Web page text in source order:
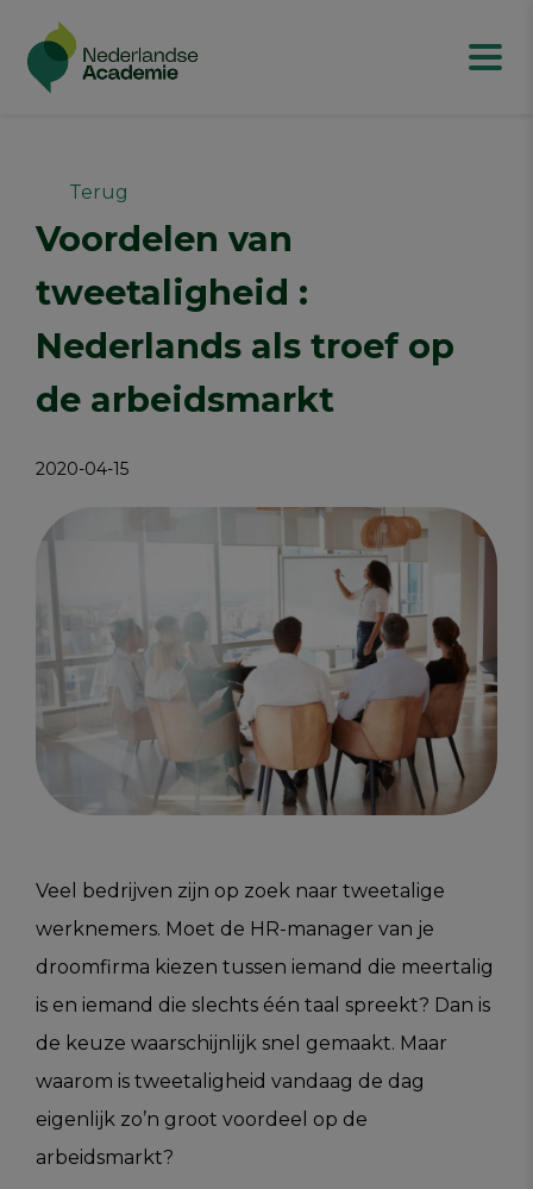
Terug
Voordelen van
tweetaligheid :
Nederlands als troef op
de arbeidsmarkt
2020-04-15
Veel bedrijven zijn op zoek naar tweetalige
werknemers. Moet de HR-manager van je
droomfirma kiezen tussen iemand die meertalig
is en iemand die slechts één taal spreekt? Dan is
de keuze waarschijnlijk snel gemaakt. Maar
waarom is tweetaligheid vandaag de dag
eigenlijk zo’n groot voordeel op de
arbeidsmarkt?